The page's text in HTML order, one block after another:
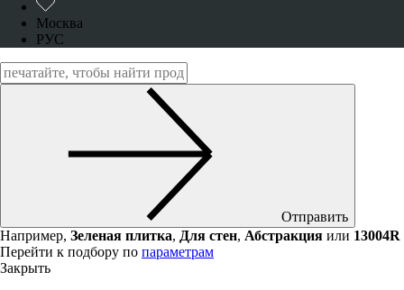
Москва
РУС
Отправить
Например, Зеленая плитка, Для стен, Абстракция или 13004R
Перейти к подбору по параметрам
Закрыть